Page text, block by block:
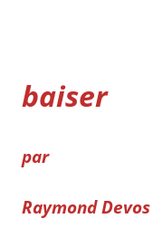
baiser
par
Raymond Devos